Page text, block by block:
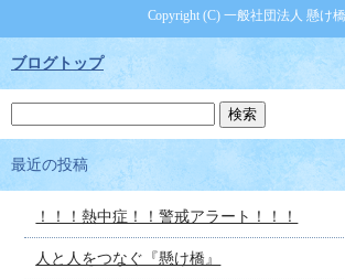
Copyright (C) 一般社団法人 懸け橋
ブログトップ
最近の投稿
！！！熱中症！！警戒アラート！！！
人と人をつなぐ『懸け橋』